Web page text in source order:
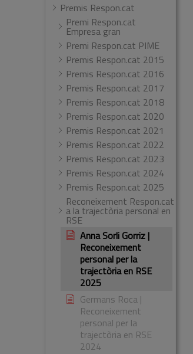
Premis Respon.cat
Premi Respon.cat
Empresa gran
Premi Respon.cat PIME
Premis Respon.cat 2015
Premis Respon.cat 2016
Premis Respon.cat 2017
Premis Respon.cat 2018
Premis Respon.cat 2020
Premis Respon.cat 2021
Premis Respon.cat 2022
Premis Respon.cat 2023
Premis Respon.cat 2024
Premis Respon.cat 2025
Reconeixement Respon.cat
a la trajectòria personal en
RSE
Anna Sorli Gorriz |
Reconeixement
personal per la
trajectòria en RSE
2025
Germans Roca |
Reconeixement
personal per la
trajectòria en RSE
2024